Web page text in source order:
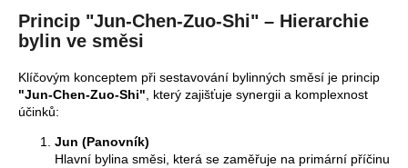
Princip "Jun-Chen-Zuo-Shi" – Hierarchie
bylin ve směsi
Klíčovým konceptem při sestavování bylinných směsí je princip
"Jun-Chen-Zuo-Shi", který zajišťuje synergii a komplexnost
účinků:
Jun (Panovník)
Hlavní bylina směsi, která se zaměřuje na primární příčinu
HLEDAT